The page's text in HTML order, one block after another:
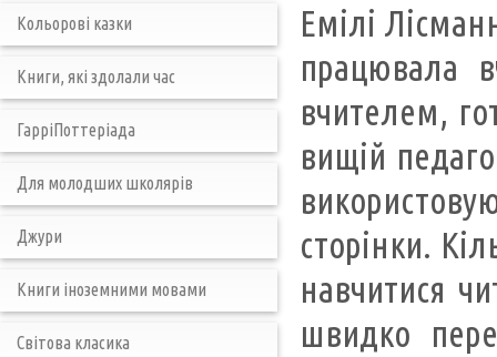
Емілі
працювала
вчителем,
вищій
сторінки.
навчитися
швидко
Кольорові казки
Книги, які здолали час
ГарріПоттеріада
Для молодших школярів
Джури
Книги іноземними мовами
Світова класика